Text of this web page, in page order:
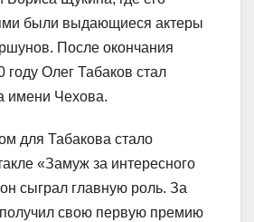
были выдающиеся актеры
После окончания
году Олег Табаков стал
имени Чехова.
для Табакова стало
«Замуж за интересного
сыграл главную роль. За
получил свою первую премию